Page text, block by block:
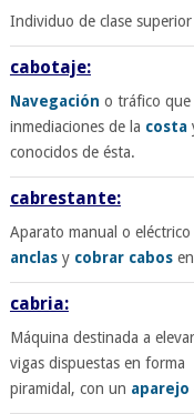
Individuo de clase superior
cabotaje:
Navegación o tráfico que
inmediaciones de la costa
conocidos de ésta.
cabrestante:
Aparato manual o
anclasy cobrar cabosen
cabria:
Máquina destinada a
vigas dispuestas en forma
piramidal, con un aparejo